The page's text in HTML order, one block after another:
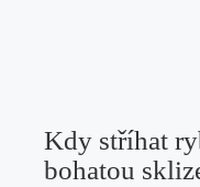
Kdy stříhat
bohatou